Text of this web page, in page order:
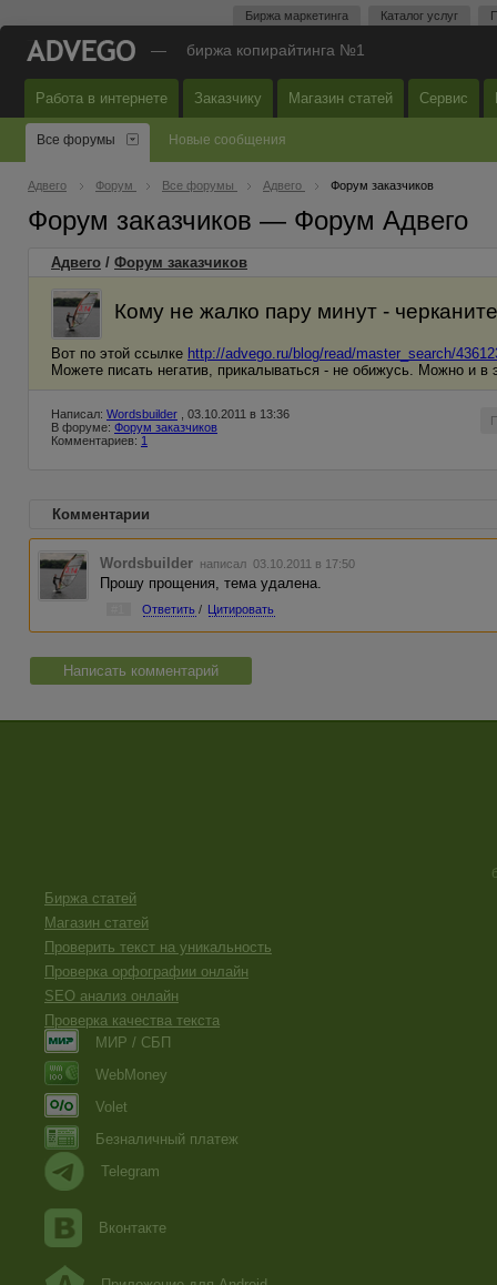
Биржа маркетинга Каталог услуг
— биржа копирайтинга №1
Работа в интернете Заказчику Магазин статей Сервис
Все форумы Новые сообщения
Адвего Форум Все форумы Адвего Форум заказчиков
Форум заказчиков — Форум Адвего
Адвего / Форум заказчиков
Кому не жалко пару минут -
Вот по этой ссылке http://advego.ru/blog/read/master_search/
Можете писать негатив, прикалываться - не обижусь. Можно и в
Написал: Wordsbuilder , 03.10.2011 в 13:36
В форуме: Форум заказчиков
Комментариев: 1
Комментарии
Wordsbuilder написал 03.10.2011 в 17:50
Прошу прощения, тема удалена.
Ответить / Цитировать
Написать комментарий
Биржа статей
Магазин статей
Проверить текст на уникальность
Проверка орфографии онлайн
SEO анализ онлайн
Проверка качества текста
МИР / СБП
WebMoney
Volet
Безналичный платеж
Telegram
Вконтакте